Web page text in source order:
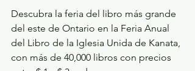
Descubra la feria del libro más grande
del este de Ontario en la Feria Anual
del Libro de la Iglesia Unida de Kanata,
con más de 40,000 libros con precios